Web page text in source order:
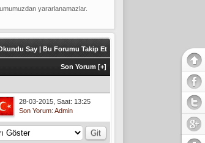
yararlanamazlar.
Say | Bu Forumu Takip Et
Son Yorum [+]
28-03-2015, Saat: 13:25
Son Yorum: Admin